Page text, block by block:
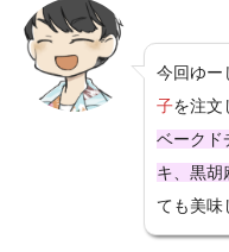
今回ゆー
子を注文
ベークド
キ、黒胡
ても美味